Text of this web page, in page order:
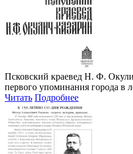
Псковский краевед Н. Ф.
первого упоминания города в
Читать Подробнее